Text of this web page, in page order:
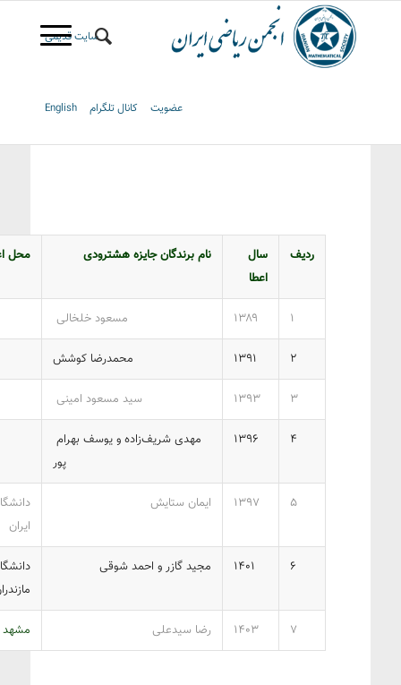
سایت قدیمی
عضویت کانال تلگرام English
ردیف
سال
اعطا
نام برندگان جایزه هشترودی محل
‎۱ ۱۳۸۹
‎۲ ۱۳۹۱
‎۳ ۱۳۹۳
‎۴ ۱۳۹۶
‎ مهدی شریف‌زاده و یوسف بهرام
‎۵ ۱۳۹۷ ایمان ستایش
ایران
۶ ۱۴۰۱ مجید گازر و احمد شوقی
‎۷ ۱۴۰۳ رضا سیدعلی مشهد